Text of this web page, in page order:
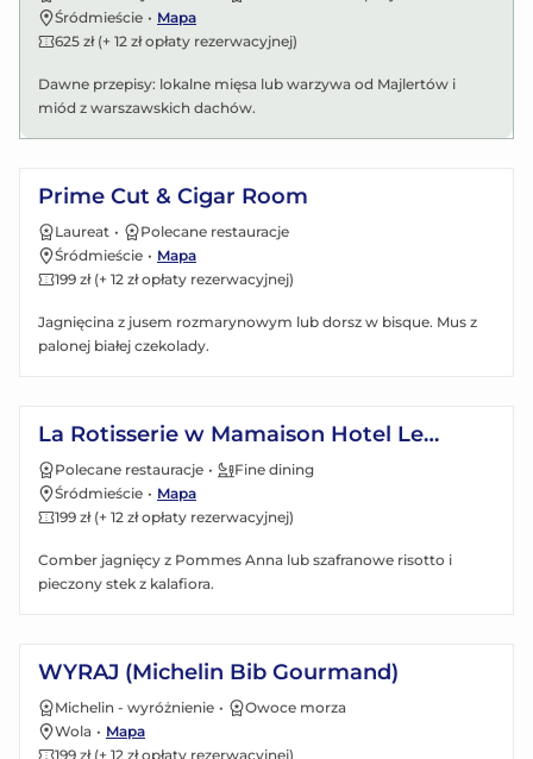
Śródmieście • Mapa
625 zł (+ 12 zł opłaty rezerwacyjnej)
Dawne przepisy: lokalne mięsa lub warzywa od Majlertów i
miód z warszawskich dachów.
Prime Cut & Cigar Room
Laureat •
Polecane restauracje
Śródmieście • Mapa
199 zł (+ 12 zł opłaty rezerwacyjnej)
Jagnięcina z jusem rozmarynowym lub dorsz w bisque. Mus z
palonej białej czekolady.
La Rotisserie w Mamaison Hotel Le
Regina Warsaw 5*
Polecane restauracje •
Fine dining
Śródmieście • Mapa
199 zł (+ 12 zł opłaty rezerwacyjnej)
Comber jagnięcy z Pommes Anna lub szafranowe risotto i
pieczony stek z kalafiora.
WYRAJ (Michelin Bib Gourmand)
Michelin - wyróżnienie •
Owoce morza
Wola • Mapa
199 zł (+ 12 zł opłaty rezerwacyjnej)